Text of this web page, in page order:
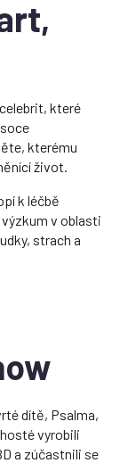
které
kterému
život.
k léčbě
výzkum v oblasti
strach a
dítě, Psalma,
vyrobili
a zúčastnili se